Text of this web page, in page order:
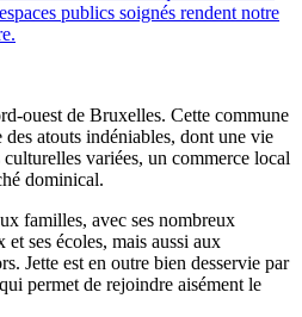
publics soignés rendent notre
ouest de Bruxelles. Cette commune
atouts indéniables, dont une vie
variées, un commerce local
dominical.
familles, avec ses nombreux
et ses écoles, mais aussi aux
Jette est en outre bien desservie par
permet de rejoindre aisément le